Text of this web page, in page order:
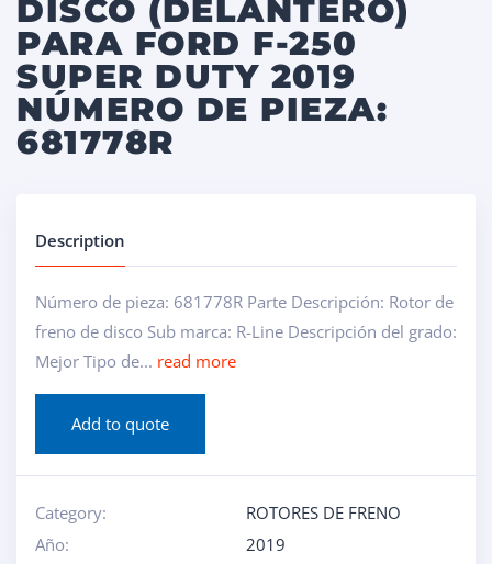
DISCO (DELANTERO)
PARA FORD F-250
SUPER DUTY 2019
NÚMERO DE PIEZA:
681778R
Description
Número de pieza: 681778R Parte Descripción: Rotor de
freno de disco Sub marca: R-Line Descripción del grado:
Mejor Tipo de... read more
Add to quote
Category:
ROTORES DE FRENO
Año:
2019